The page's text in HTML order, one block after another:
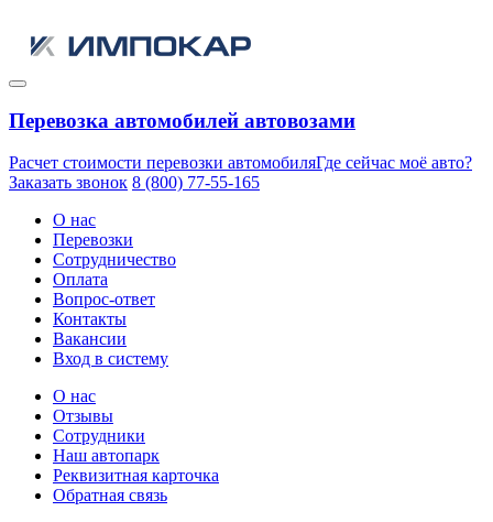
Перевозка автомобилей автовозами
Расчет стоимости перевозки автомобиляГде сейчас моё авто?
Заказать звонок 8 (800) 77-55-165
О нас
Перевозки
Сотрудничество
Оплата
Вопрос-ответ
Контакты
Вакансии
Вход в систему
О нас
Отзывы
Сотрудники
Наш автопарк
Реквизитная карточка
Обратная связь